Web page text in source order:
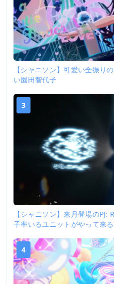
【シャニソン】可愛い全振り
い園田智代子
3
【シャニソン】来月登場のPJ:
子率いるユニットがやって来る
4